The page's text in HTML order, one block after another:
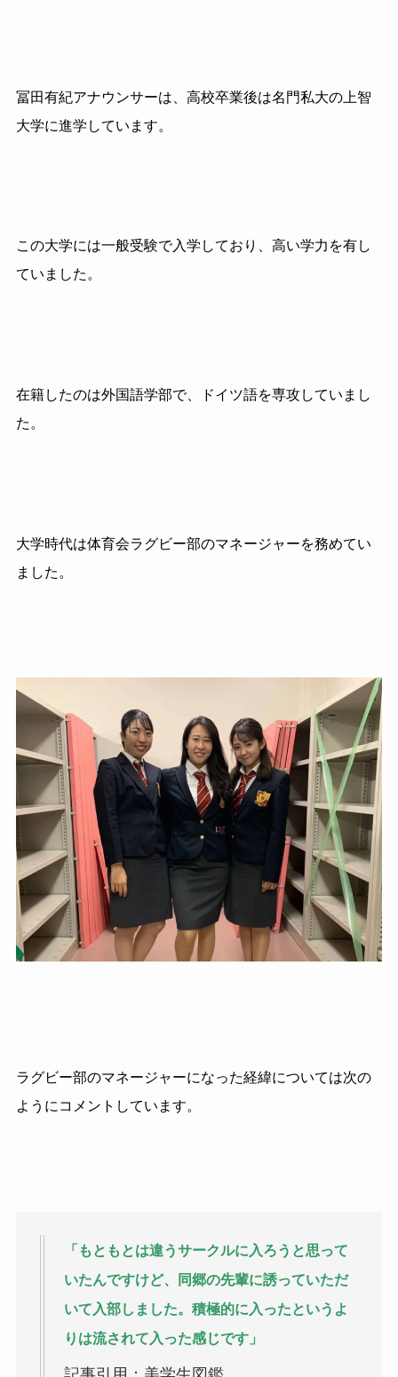
冨田有紀アナウンサーは、高校卒業後は名門私大の上智
大学に進学しています。
この大学には一般受験で入学しており、高い学力を有し
ていました。
在籍したのは外国語学部で、ドイツ語を専攻していまし
た。
大学時代は体育会ラグビー部のマネージャーを務めてい
ました。
ラグビー部のマネージャーになった経緯については次の
ようにコメントしています。
「もともとは違うサークルに入ろうと思って
いたんですけど、同郷の先輩に誘っていただ
いて入部しました。積極的に入ったというよ
りは流されて入った感じです」